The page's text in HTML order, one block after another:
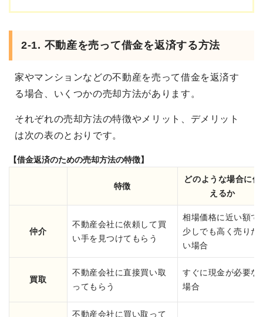
2-1. 不動産を売って借金を返済する方法
家やマンションなどの不動産を売って借金を返済す
る場合、いくつかの売却方法があります。
それぞれの売却方法の特徴やメリット、デメリット
は次の表のとおりです。
【借金返済のための売却方法の特徴】
特徴
どのような場合に使
えるか
仲介
不動産会社に依頼して買
い手を見つけてもらう
相場価格に近い額で
少しでも高く売りた
い場合
買取
不動産会社に直接買い取
ってもらう
すぐに現金が必要な
場合
不動産会社に買い取って